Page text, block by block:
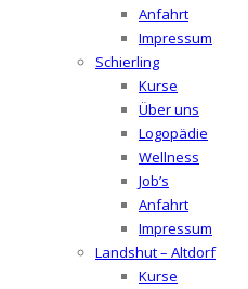
Anfahrt
Impressum
Schierling
Kurse
Über uns
Logopädie
Wellness
Job’s
Anfahrt
Impressum
Landshut – Altdorf
Kurse